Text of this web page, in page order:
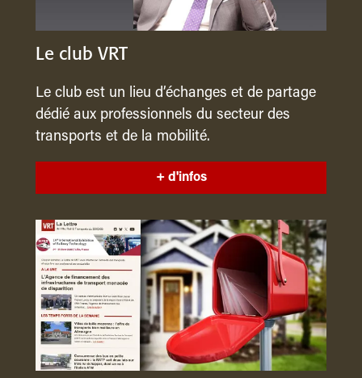
Le club VRT
Le club est un lieu d’échanges et de partage
dédié aux professionnels du secteur des
transports et de la mobilité.
+ d'infos